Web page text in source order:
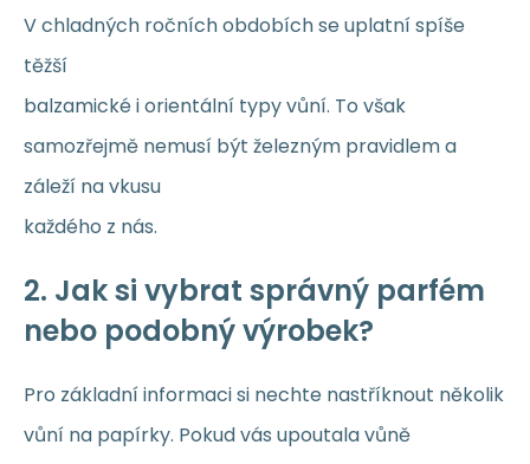
V chladných ročních obdobích se uplatní spíše
těžší
balzamické i orientální typy vůní. To však
samozřejmě nemusí být železným pravidlem a
záleží na vkusu
každého z nás.
2. Jak si vybrat správný parfém
nebo podobný výrobek?
Pro základní informaci si nechte nastříknout několik
vůní na papírky. Pokud vás upoutala vůně